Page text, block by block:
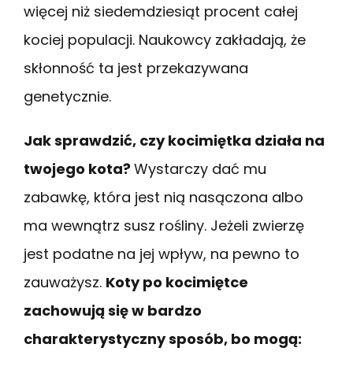
więcej niż siedemdziesiąt procent całej
kociej populacji. Naukowcy zakładają, że
skłonność ta jest przekazywana
genetycznie.
Jak sprawdzić, czy kocimiętka działa na
twojego kota? Wystarczy dać mu
zabawkę, która jest nią nasączona albo
ma wewnątrz susz rośliny. Jeżeli zwierzę
jest podatne na jej wpływ, na pewno to
zauważysz. Koty po kocimiętce
zachowują się w bardzo
charakterystyczny sposób, bo mogą: